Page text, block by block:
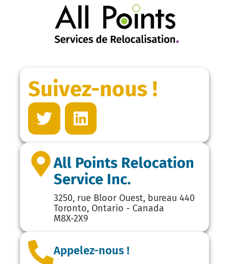
Suivez-nous !
All Points Relocation
Service Inc.
3250, rue Bloor Ouest, bureau 440
Toronto, Ontario - Canada
M8X-2X9
Appelez-nous !